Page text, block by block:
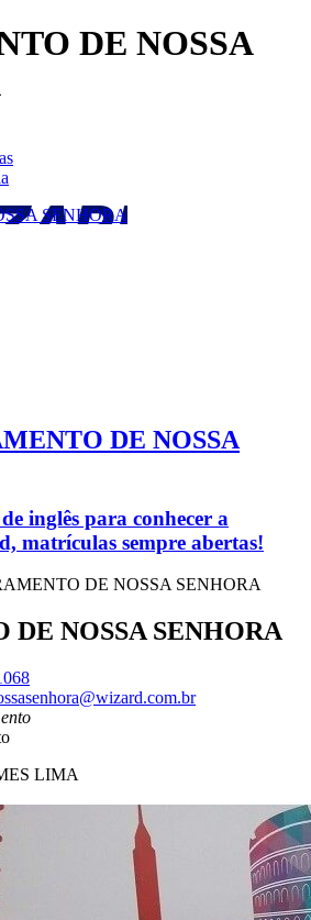
DE NOSSA
SENHORA
DE NOSSA
inglês para conhecer a
matrículas sempre abertas!
DE NOSSA SENHORA
NOSSA SENHORA
LIMA